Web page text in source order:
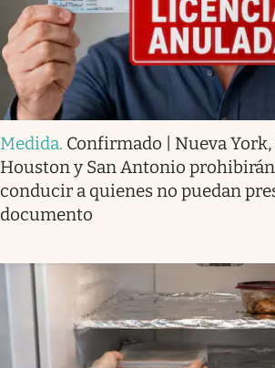
Medida. Confirmado | Nueva York,
Houston y San Antonio
conducir a quienes no puedan
documento